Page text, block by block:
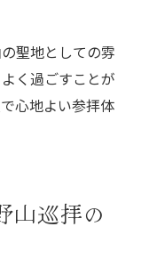
聖地としての雰
く過ごすことが
心地よい参拝体
山巡拝の